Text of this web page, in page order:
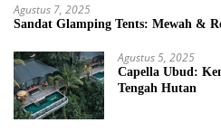
Agustus 7, 2025
Sandat Glamping Tents: Mewah &
Agustus 5, 2025
Capella Ubud:
Tengah Hutan